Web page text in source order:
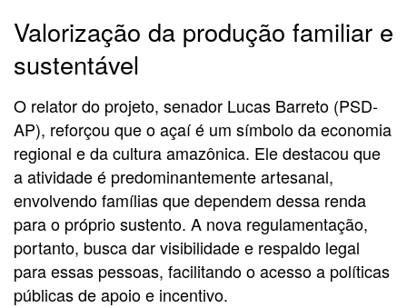
Valorização da produção familiar e
sustentável
O relator do projeto, senador Lucas Barreto (PSD-
AP), reforçou que o açaí é um símbolo da economia
regional e da cultura amazônica. Ele destacou que
a atividade é predominantemente artesanal,
envolvendo famílias que dependem dessa renda
para o próprio sustento. A nova regulamentação,
portanto, busca dar visibilidade e respaldo legal
para essas pessoas, facilitando o acesso a políticas
públicas de apoio e incentivo.